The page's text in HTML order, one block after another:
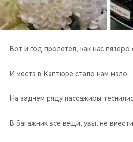
CHERY И СПОРТ
НАШИ МЕРОПРИЯТИЯ
ВИДЕООБЗОРЫ
CHERY ДЛЯ ДЕТЕЙ
Вот и год пролетел, как нас пятеро
И места в Каптюре стало нам мало.
На заднем ряду пассажиры
В багажник все вещи, увы, не